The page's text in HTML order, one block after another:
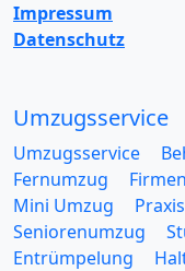
Impressum
Datenschutz
Umzugsservice
Umzugsservice
Fernumzug
Mini Umzug
Seniorenumzug
Entrümpelung